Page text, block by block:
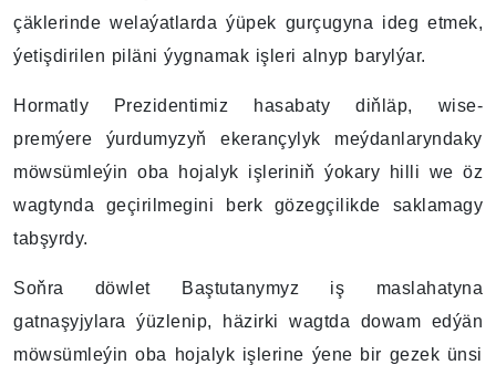
çäklerinde welaýatlarda ýüpek gurçugyna ideg etmek,
ýetişdirilen piläni ýygnamak işleri alnyp barylýar.
Hormatly Prezidentimiz hasabaty diňläp, wise-
premýere ýurdumyzyň ekerançylyk meýdanlaryndaky
möwsümleýin oba hojalyk işleriniň ýokary hilli we öz
wagtynda geçirilmegini berk gözegçilikde saklamagy
tabşyrdy.
Soňra döwlet Baştutanymyz iş maslahatyna
gatnaşyjylara ýüzlenip, häzirki wagtda dowam edýän
möwsümleýin oba hojalyk işlerine ýene bir gezek ünsi